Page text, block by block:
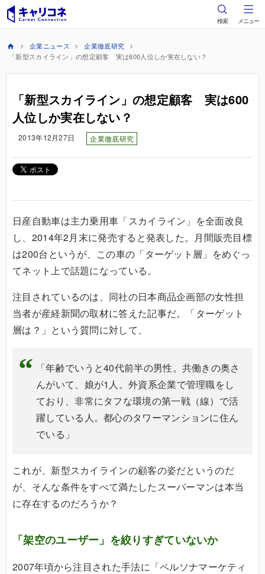
検索 メニュー
企業ニュース
企業徹底研究
「新型スカイライン」の想定顧客 実は600人位しか実在しない？
「新型スカイライン」の想定顧客 実は600
人位しか実在しない？
2013年12月27日 企業徹底研究
日産自動車は主力乗用車「スカイライン」を全面改良
し、2014年2月末に発売すると発表した。月間販売目標
は200台というが、この車の「ターゲット層」をめぐっ
てネット上で話題になっている。
注目されているのは、同社の日本商品企画部の女性担
当者が産経新聞の取材に答えた記事だ。「ターゲット
層は？」という質問に対して、
「年齢でいうと40代前半の男性。共働きの奥さ
んがいて、娘が1人。外資系企業で管理職をし
ており、非常にタフな環境の第一戦（線）で活
躍している人。都心のタワーマンションに住ん
でいる」
これが、新型スカイラインの顧客の姿だというのだ
が、そんな条件をすべて満たしたスーパーマンは本当
に存在するのだろうか？
「架空のユーザー」を絞りすぎていないか
2007年頃から注目された手法に「ペルソナマーケティ